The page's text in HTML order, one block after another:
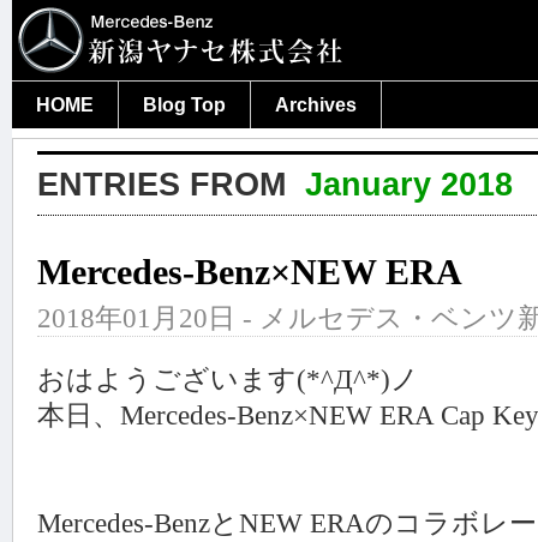
HOME Blog Top Archives
ENTRIES FROM January 2018
Mercedes-Benz×NEW ERA
2018年01月20日 - メルセデス・ベンツ
おはようございます(*^Д^*)ノ
本日、Mercedes-Benz×NEW ERA Cap
Mercedes-BenzとNEW ERAのコラボレ